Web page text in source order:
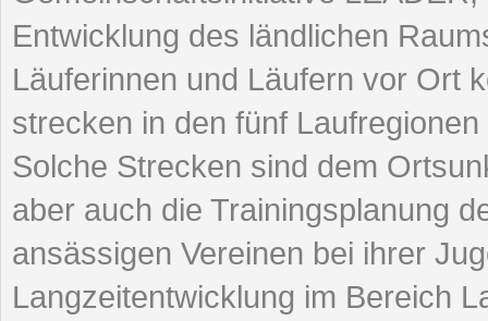
Entwicklung des ländlichen
Läuferinnen und Läufern vor Ort
strecken in den fünf
Solche Strecken sind dem
aber auch die Trainingsplanung
ansässigen Vereinen bei ihrer
Langzeitentwicklung im Bereich